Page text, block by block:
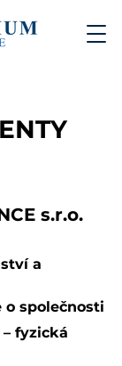
s.r.o.
a
společnosti
– fyzická